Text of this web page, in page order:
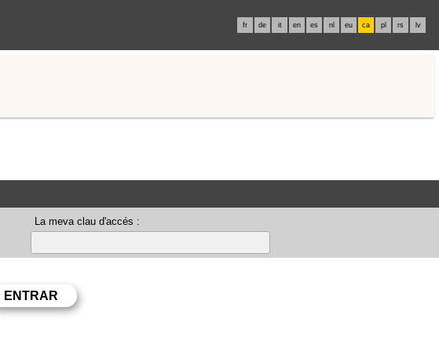
fr de it en es nl eu ca pl rs lv
La meva clau d'accés :